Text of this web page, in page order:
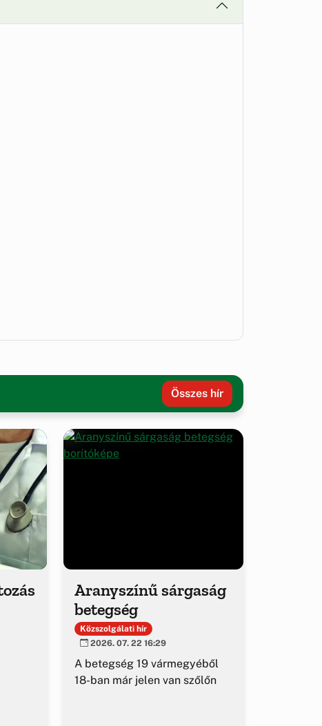
Összes hír
Aranyszínű sárgaság
betegség
Közszolgálati hír
2026. 07. 22 16:29
A betegség 19 vármegyéből
18-ban már jelen van szőlőn